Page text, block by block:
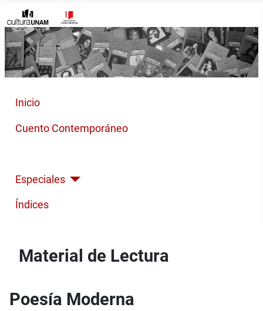
Inicio
Cuento Contemporáneo
Especiales
Índices
Material de Lectura
Poesía Moderna